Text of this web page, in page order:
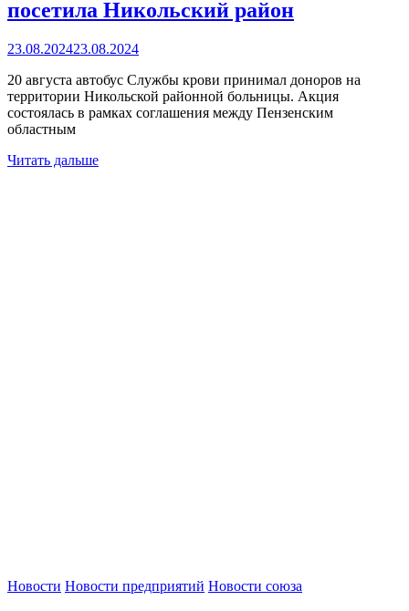
посетила Никольский район
23.08.202423.08.2024
20 августа автобус Службы крови принимал доноров на
территории Никольской районной больницы. Акция
состоялась в рамках соглашения между Пензенским
областным
Читать дальше
Новости Новости предприятий Новости союза